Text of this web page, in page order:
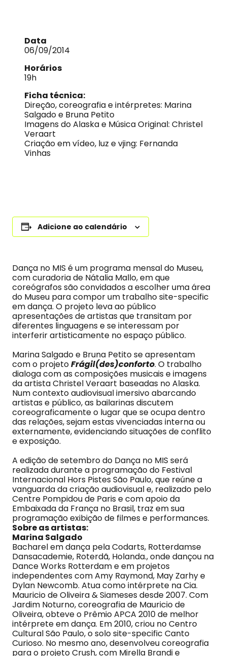
Data
06/09/2014
Horários
19h
Ficha técnica:
Direção, coreografia e intérpretes: Marina
Salgado e Bruna Petito
Imagens do Alaska e Música Original: Christel
Veraart
Criação em vídeo, luz e vjing: Fernanda
Vinhas
Adicione ao calendário
Dança no MIS é um programa mensal do Museu,
com curadoria de Nátalia Mallo, em que
coreógrafos são convidados a escolher uma área
do Museu para compor um trabalho site-specific
em dança. O projeto leva ao público
apresentações de artistas que transitam por
diferentes linguagens e se interessam por
interferir artisticamente no espaço público.
Marina Salgado e Bruna Petito se apresentam
com o projetoFrágil(des)conforto. O trabalho
dialoga com as composições musicais e imagens
da artista Christel Veraart baseadas no Alaska.
Num contexto audiovisual imersivo abarcando
artistas e público, as bailarinas discutem
coreograficamente o lugar que se ocupa dentro
das relações, sejam estas vivenciadas interna ou
externamente, evidenciando situações de conflito
e exposição.
A edição de setembro do Dança no MIS será
realizada durante a programação do Festival
Internacional Hors Pistes São Paulo, que reúne a
vanguarda da criação audiovisual e, realizado pelo
Centre Pompidou de Paris e com apoio da
Embaixada da França no Brasil, traz em sua
programação exibição de filmes e performances.
Sobre as artistas:
Marina Salgado
Bacharel em dança pela Codarts, Rotterdamse
Dansacademie, Roterdã, Holanda., onde dançou na
Dance Works Rotterdam e em projetos
independentes com Amy Raymond, May Zarhy e
Dylan Newcomb. Atua como intérprete na Cia.
Mauricio de Oliveira & Siameses desde 2007. Com
Jardim Noturno, coreografia de Mauricio de
Oliveira, obteve o Prêmio APCA 2010 de melhor
intérprete em dança. Em 2010, criou no Centro
Cultural São Paulo, o solo site-specific Canto
Curioso. No mesmo ano, desenvolveu coreografia
para o projeto Crush, com Mirella Brandi e